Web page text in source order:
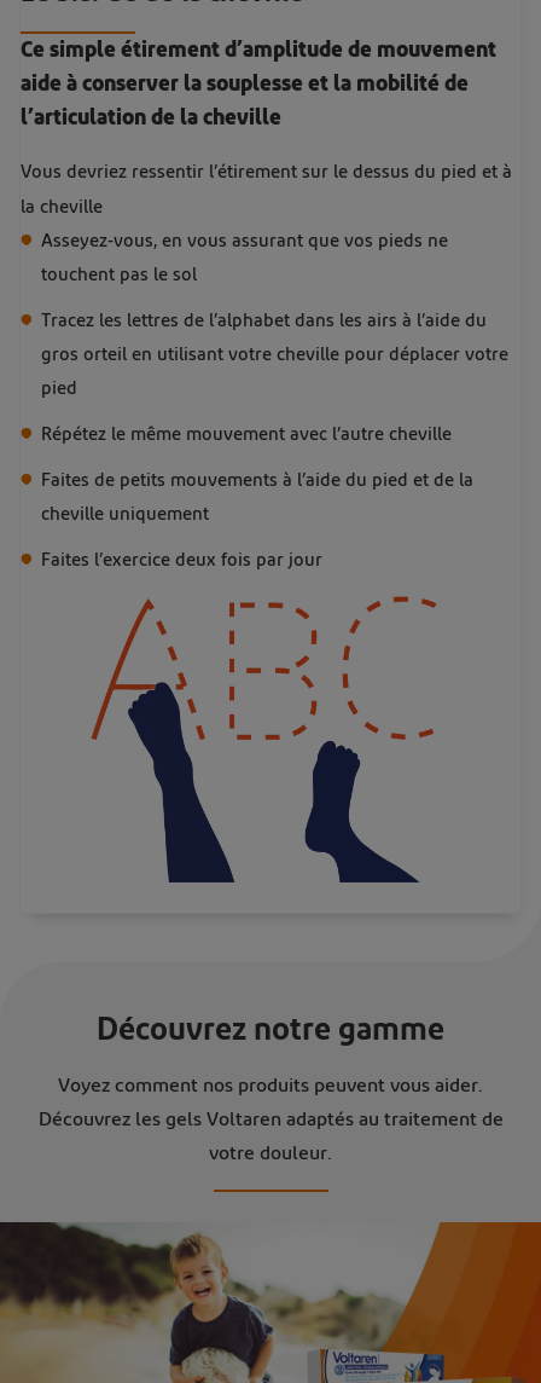
Ce simple étirement d’amplitude de mouvement
aide à conserver la souplesse et la mobilité de
l’articulation de la cheville
Vous devriez ressentir l’étirement sur le dessus du pied et à
la cheville
Asseyez-vous, en vous assurant que vos pieds ne
touchent pas le sol
Tracez les lettres de l’alphabet dans les airs à l’aide du
gros orteil en utilisant votre cheville pour déplacer votre
pied
Répétez le même mouvement avec l’autre cheville
Faites de petits mouvements à l’aide du pied et de la
cheville uniquement
Faites l’exercice deux fois par jour
Découvrez notre gamme
Voyez comment nos produits peuvent vous aider.
Découvrez les gels Voltaren adaptés au traitement de
votre douleur.